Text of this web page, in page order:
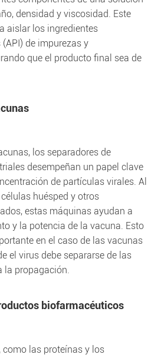
densidad y viscosidad. Este
aislar los ingredientes
de impurezas y
que el producto final sea de
los separadores de
desempeñan un papel clave
de partículas virales. Al
huésped y otros
estas máquinas ayudan a
y la potencia de la vacuna. Esto
en el caso de las vacunas
el virus debe separarse de las
la propagación.
biofarmacéuticos
las proteínas y los